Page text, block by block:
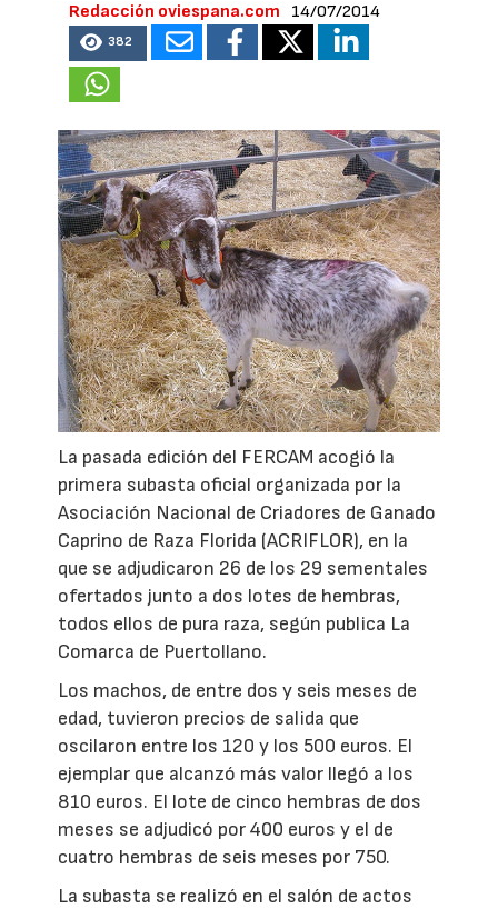
Redacción oviespana.com 14/07/2014
382
La pasada edición del FERCAM acogió la
primera subasta oficial organizada por la
Asociación Nacional de Criadores de Ganado
Caprino de Raza Florida (ACRIFLOR), en la
que se adjudicaron 26 de los 29 sementales
ofertados junto a dos lotes de hembras,
todos ellos de pura raza, según publica La
Comarca de Puertollano.
Los machos, de entre dos y seis meses de
edad, tuvieron precios de salida que
oscilaron entre los 120 y los 500 euros. El
ejemplar que alcanzó más valor llegó a los
810 euros. El lote de cinco hembras de dos
meses se adjudicó por 400 euros y el de
cuatro hembras de seis meses por 750.
La subasta se realizó en el salón de actos